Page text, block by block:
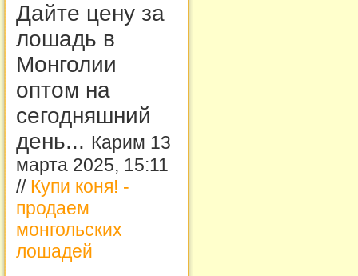
Дайте цену за
лошадь в
Монголии
оптом на
сегодняшний
день... Карим 13
марта 2025, 15:11
// Купи коня! -
продаем
монгольских
лошадей